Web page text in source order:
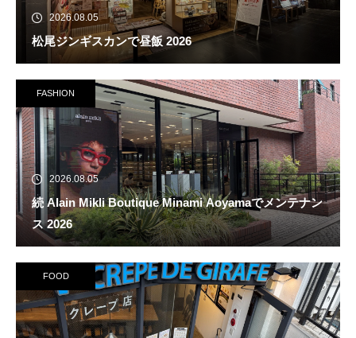
2026.08.05
松尾ジンギスカンで昼飯 2026
FASHION
2026.08.05
続 Alain Mikli Boutique Minami Aoyamaでメンテナン
ス 2026
FOOD